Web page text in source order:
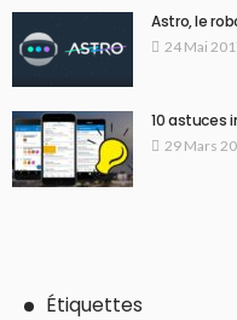
Astro, le
24 Mai
10 astuces
29 Mars
Étiquettes